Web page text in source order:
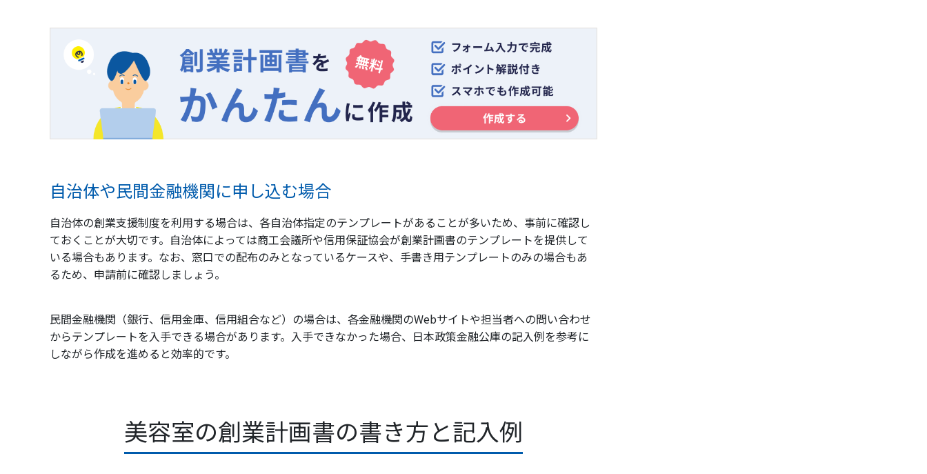
自治体や民間金融機関に申し込む場合
自治体の創業支援制度を利用する場合は、各自治体指定のテンプレートがあることが多いため、事前に確認し
ておくことが大切です。自治体によっては商工会議所や信用保証協会が創業計画書のテンプレートを提供して
いる場合もあります。なお、窓口での配布のみとなっているケースや、手書き用テンプレートのみの場合もあ
るため、申請前に確認しましょう。
民間金融機関（銀行、信用金庫、信用組合など）の場合は、各金融機関のWebサイトや担当者への問い合わせ
からテンプレートを入手できる場合があります。入手できなかった場合、日本政策金融公庫の記入例を参考に
しながら作成を進めると効率的です。
美容室の創業計画書の書き方と記入例